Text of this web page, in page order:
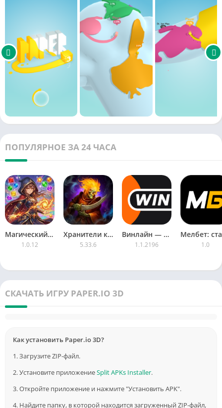
ПОПУЛЯРНОЕ ЗА 24 ЧАСА
Магический мир
1.0.12
Хранители карт и магии (Keepers mobi)
5.33.6
Винлайн — ставки на спорт
1.1.2196 1.0
СКАЧАТЬ ИГРУ PAPER.IO 3D
Как установить Paper.io 3D?
1. Загрузите ZIP-файл.
2. Установите приложениеSplit APKs Installer.
3. Откройте приложение и нажмите "Установить APK".
4. Найдите папку, в которой находится загруженный ZIP-файл,